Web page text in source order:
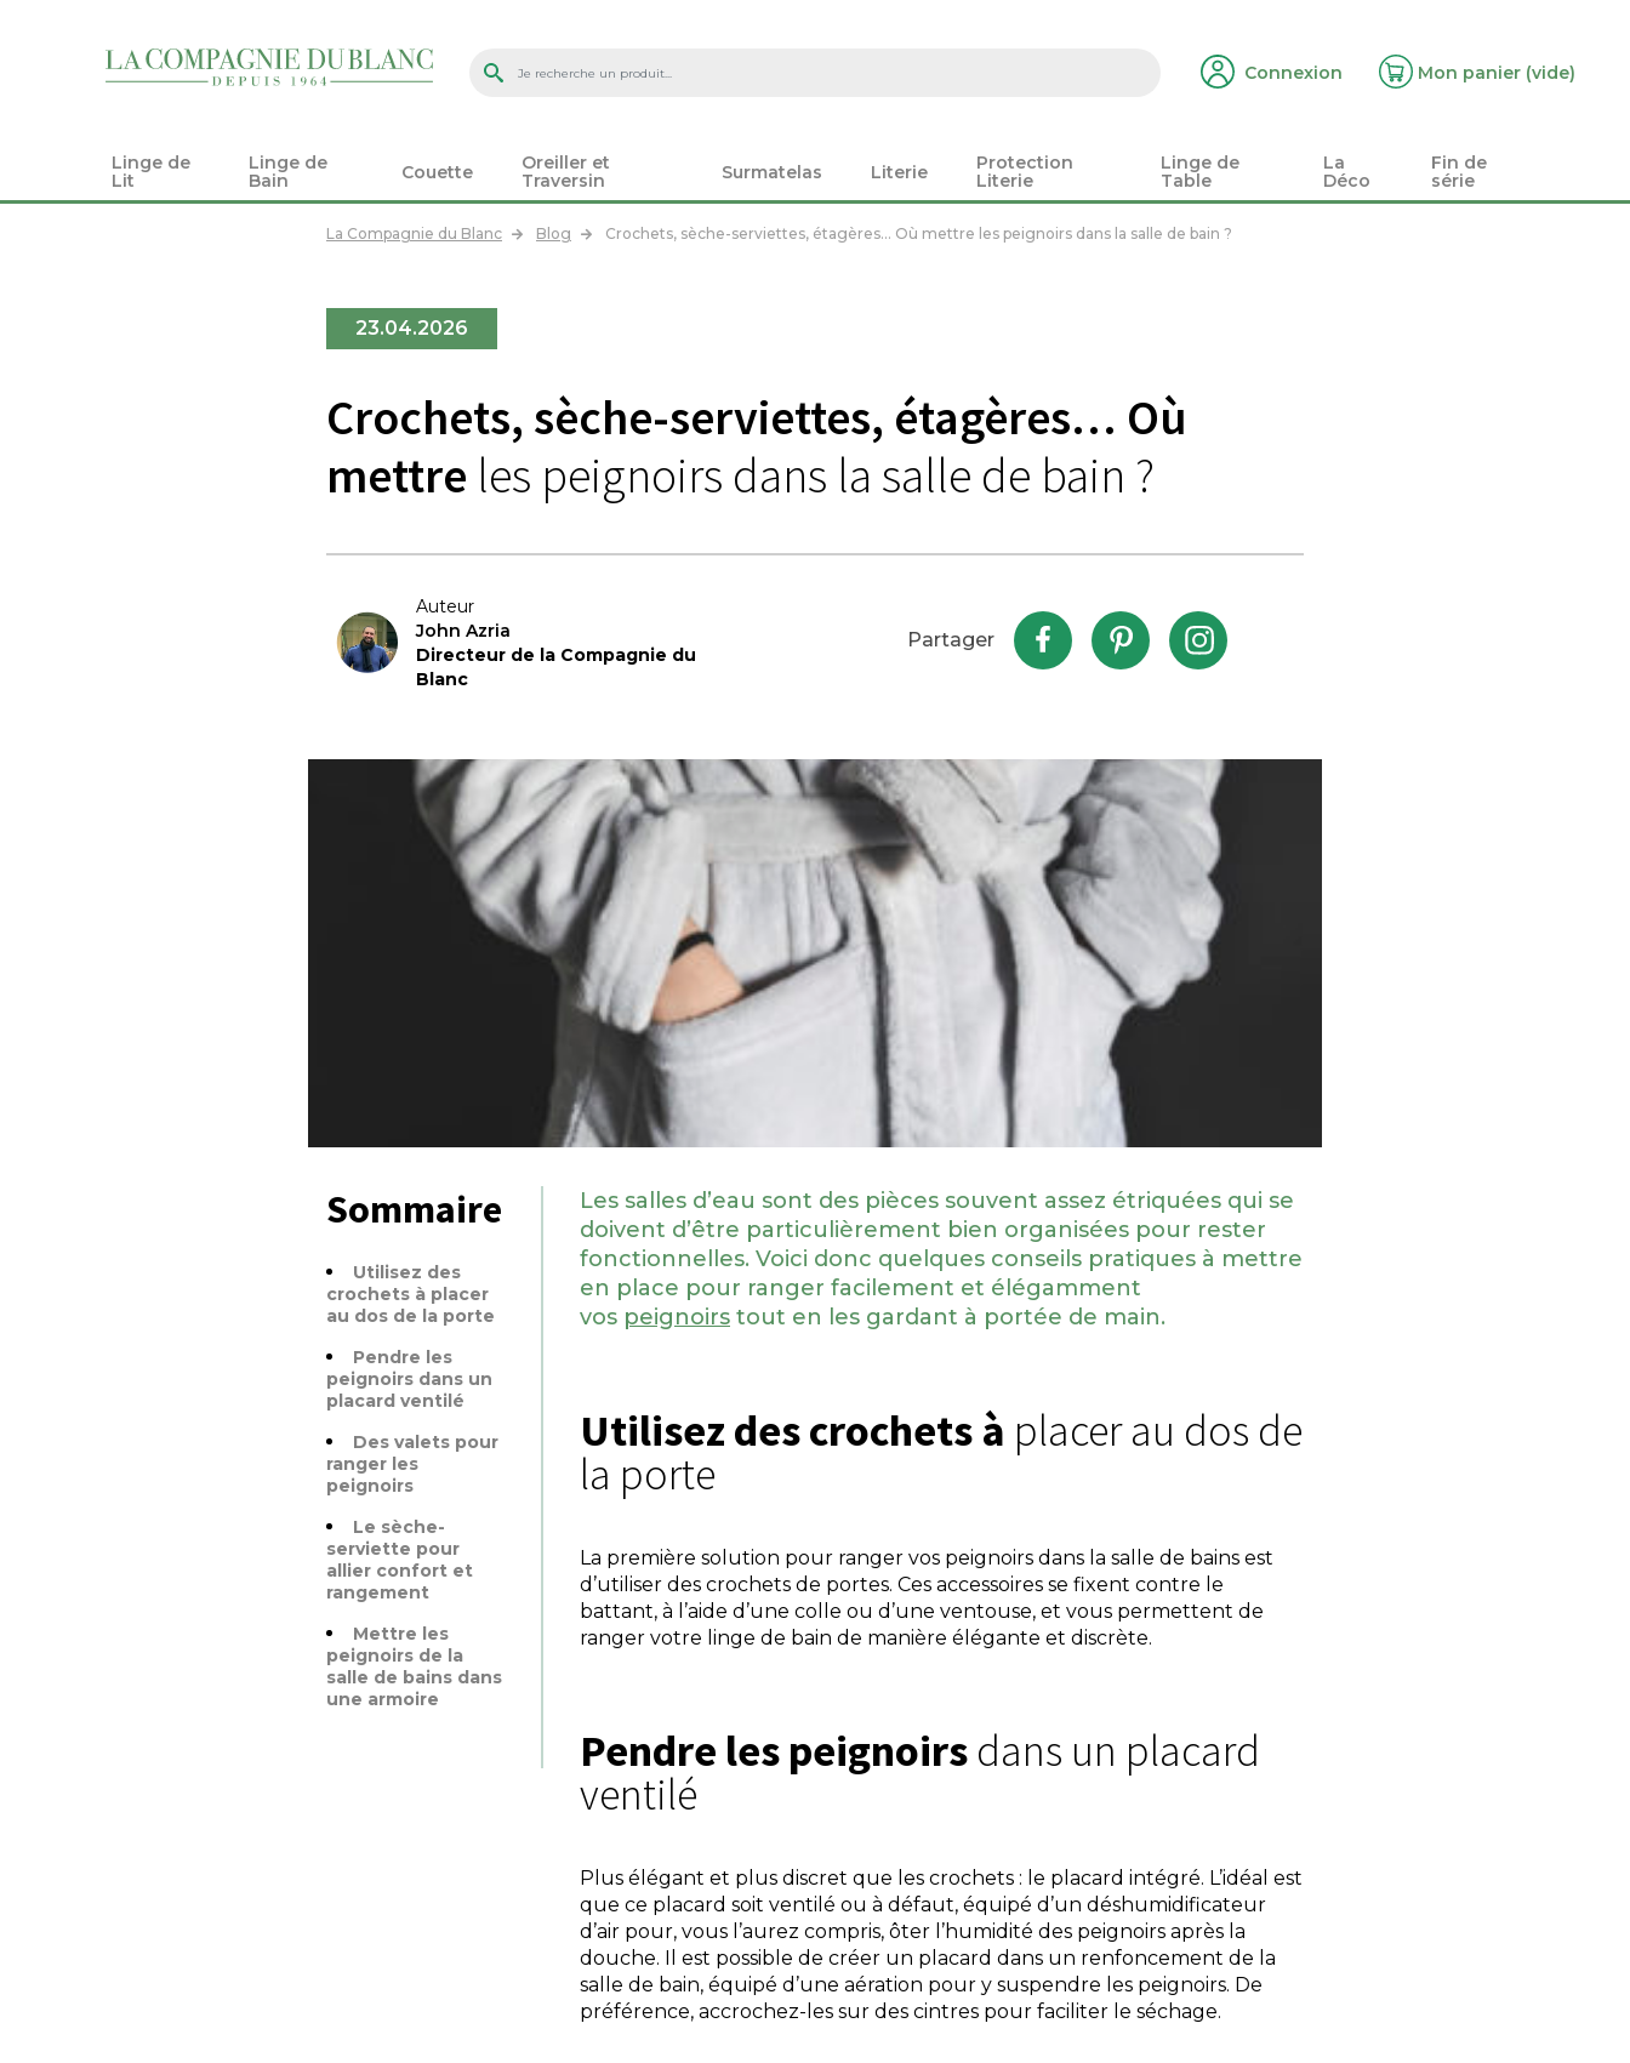
Connexion Mon panier (vide)
Linge de
Lit
Linge de
Bain
Couette
Oreiller et
Traversin
Surmatelas Literie
Protection
Literie
Linge de
Table
La
Déco
Fin de
série
La Compagnie du Blanc Blog Crochets, sèche-serviettes, étagères… Où mettre les peignoirs dans la salle de bain ?
23.04.2026
Crochets, sèche-serviettes, étagères… Où
mettre les peignoirs dans la salle de bain ?
Auteur
John Azria
Directeur de la Compagnie du
Blanc
Partager
Sommaire
Utilisez des
crochets à placer
au dos de la porte
Pendre les
peignoirs dans un
placard ventilé
Des valets pour
ranger les
peignoirs
Le sèche-
serviette pour
allier confort et
rangement
Mettre les
peignoirs de la
salle de bains dans
une armoire
Les salles d’eau sont des pièces souvent assez étriquées qui se
doivent d’être particulièrement bien organisées pour rester
fonctionnelles. Voici donc quelques conseils pratiques à mettre
en place pour ranger facilement et élégamment
vos peignoirs tout en les gardant à portée de main.
Utilisez des crochets à placer au dos de
la porte
La première solution pour ranger vos peignoirs dans la salle de bains est
d’utiliser des crochets de portes. Ces accessoires se fixent contre le
battant, à l’aide d’une colle ou d’une ventouse, et vous permettent de
ranger votre linge de bain de manière élégante et discrète.
Pendre les peignoirs dans un placard
ventilé
Plus élégant et plus discret que les crochets : le placard intégré. L’idéal est
que ce placard soit ventilé ou à défaut, équipé d’un déshumidificateur
d’air pour, vous l’aurez compris, ôter l’humidité des peignoirs après la
douche. Il est possible de créer un placard dans un renfoncement de la
salle de bain, équipé d’une aération pour y suspendre les peignoirs. De
préférence, accrochez-les sur des cintres pour faciliter le séchage.